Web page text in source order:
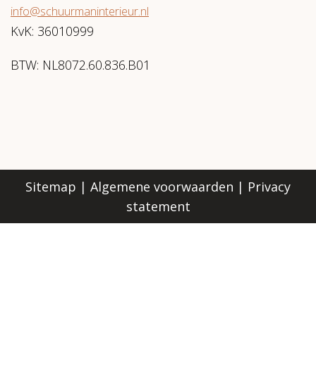
info@schuurmaninterieur.nl
KvK: 36010999
BTW: NL8072.60.836.B01
Sitemap | Algemene voorwaarden | Privacy
statement